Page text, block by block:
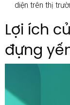
diện trên thị
Lợi ích
đựng